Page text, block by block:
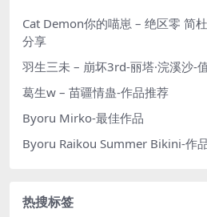
Cat Demon你的喵崽 – 绝区零 简
分享
羽生三未 – 崩坏3rd-丽塔·浣溪沙-
葛生w – 苗疆情蛊-作品推荐
Byoru Mirko-最佳作品
Byoru Raikou Summer Bikini-作
热搜标签